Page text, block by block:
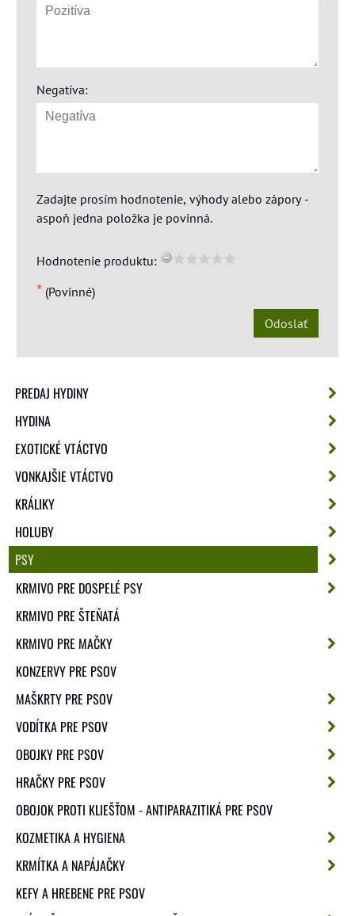
Negatíva:
Zadajte prosím hodnotenie, výhody alebo zápory -
aspoň jedna položka je povinná.
Hodnotenie produktu:
* (Povinné)
Odoslať
PREDAJ HYDINY
HYDINA
EXOTICKÉ VTÁCTVO
VONKAJŠIE VTÁCTVO
KRÁLIKY
HOLUBY
PSY
KRMIVO PRE DOSPELÉ PSY
KRMIVO PRE ŠTEŇATÁ
KRMIVO PRE MAČKY
KONZERVY PRE PSOV
MAŠKRTY PRE PSOV
VODÍTKA PRE PSOV
OBOJKY PRE PSOV
HRAČKY PRE PSOV
OBOJOK PROTI KLIEŠŤOM - ANTIPARAZITIKÁ PRE PSOV
KOZMETIKA A HYGIENA
KRMÍTKA A NAPÁJAČKY
KEFY A HREBENE PRE PSOV